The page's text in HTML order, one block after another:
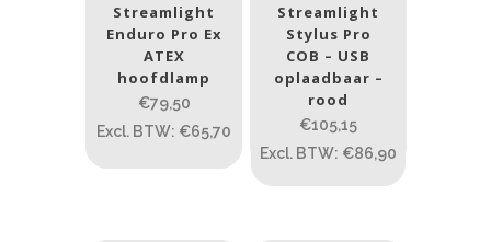
Streamlight(5)
ATEX zone
Streamlight
Enduro Pro Ex
ATEX
hoofdlamp
€79,50
Excl. BTW: €65,70
Streamlight
Stylus Pro
COB – USB
oplaadbaar –
rood
€105,15
Excl. BTW: €86,90